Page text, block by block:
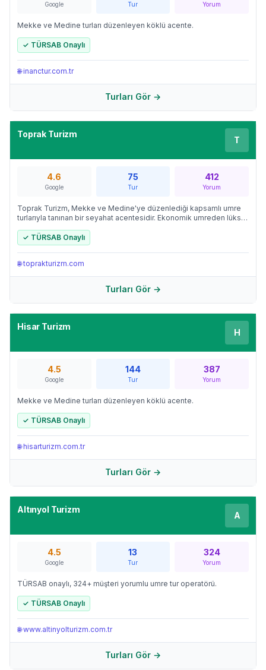
Google Tur Yorum
Mekke ve Medine turları düzenleyen köklü acente.
✓ TÜRSAB Onaylı
🌐inanctur.com.tr
Turları Gör →
Toprak Turizm
T
4.6
Google
75
Tur
412
Yorum
Toprak Turizm, Mekke ve Medine'ye düzenlediği kapsamlı umre
turlarıyla tanınan bir seyahat acentesidir. Ekonomik umreden lüks
onayına sahiptir.
✓ TÜRSAB Onaylı
🌐toprakturizm.com
Turları Gör →
Hisar Turizm
H
4.5
Google
144
Tur
387
Yorum
Mekke ve Medine turları düzenleyen köklü acente.
✓ TÜRSAB Onaylı
🌐hisarturizm.com.tr
Turları Gör →
Altınyol Turizm
A
4.5
Google
13
Tur
324
Yorum
TÜRSAB onaylı, 324+ müşteri yorumlu umre tur operatörü.
✓ TÜRSAB Onaylı
🌐www.altinyolturizm.com.tr
Turları Gör →